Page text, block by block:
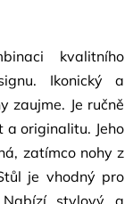
kvalitního
Ikonický a
zaujme. Je ručně
a originalitu. Jeho
zatímco nohy z
je vhodný pro
stylový a